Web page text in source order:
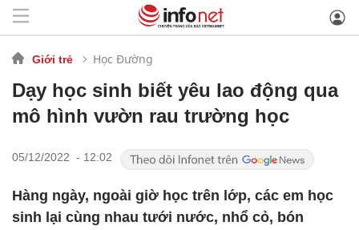
Giới trẻ Học Đường
Dạy học sinh biết yêu lao động qua
mô hình vườn rau trường học
05/12/2022 - 12:02
Hàng ngày, ngoài giờ học trên lớp, các em học
sinh lại cùng nhau tưới nước, nhổ cỏ, bón